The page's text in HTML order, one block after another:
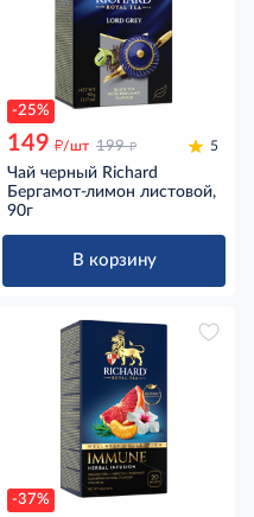
-25%
149 д/шт 199 д 5
Чай черный Richard
Бергамот-лимон листовой,
90г
В корзину
-37%